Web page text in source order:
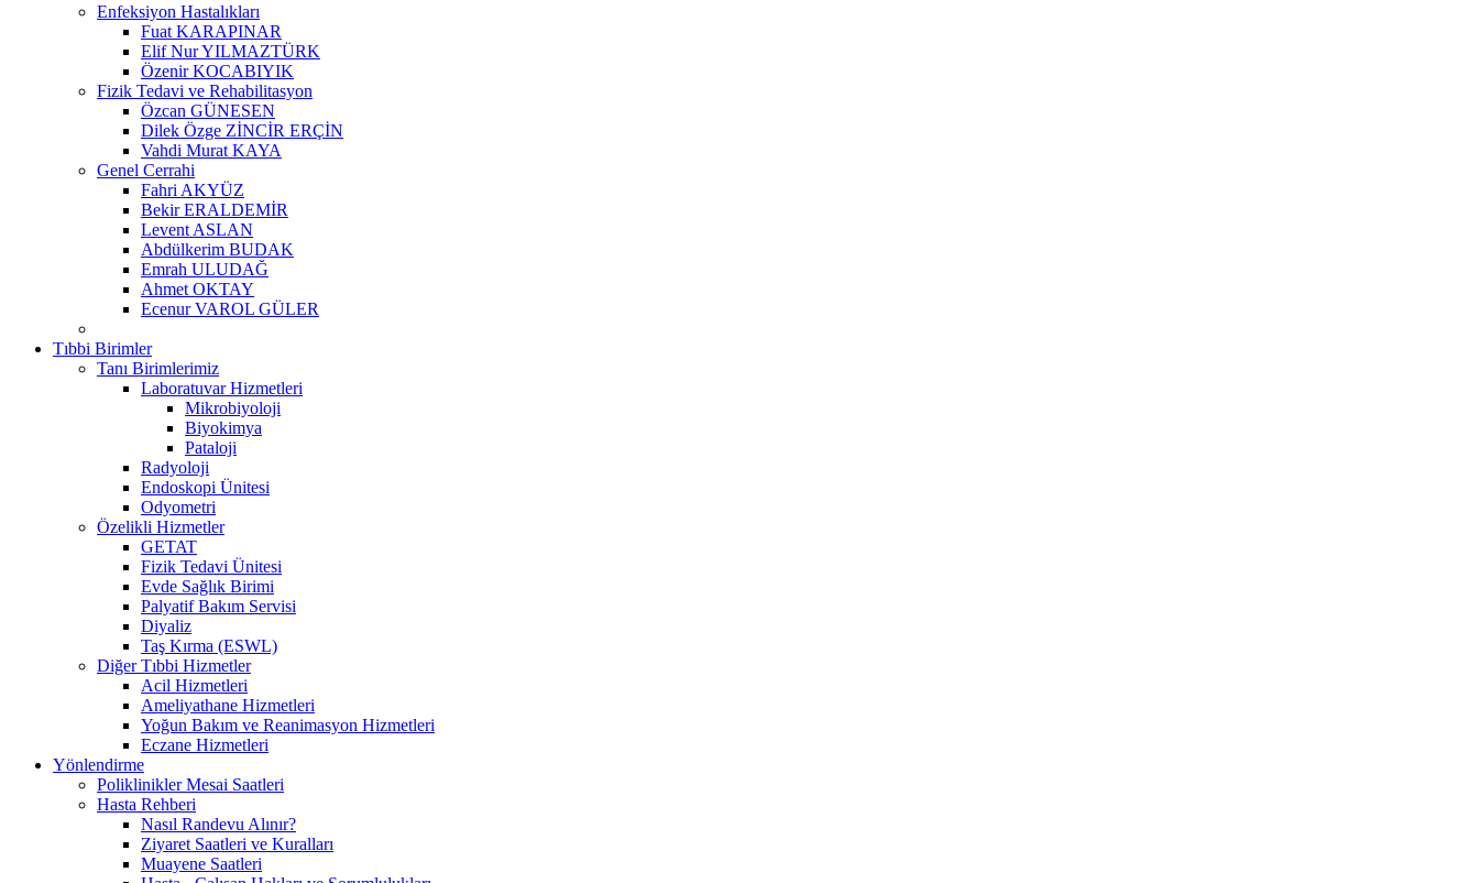
Enfeksiyon Hastalıkları
Fuat KARAPINAR
Elif Nur YILMAZTÜRK
Özenir KOCABIYIK
Fizik Tedavi ve Rehabilitasyon
Özcan GÜNESEN
Dilek Özge ZİNCİR ERÇİN
Vahdi Murat KAYA
Genel Cerrahi
Fahri AKYÜZ
Bekir ERALDEMİR
Levent ASLAN
Abdülkerim BUDAK
Emrah ULUDAĞ
Ahmet OKTAY
Ecenur VAROL GÜLER
Tıbbi Birimler
Tanı Birimlerimiz
Laboratuvar Hizmetleri
Mikrobiyoloji
Biyokimya
Pataloji
Radyoloji
Endoskopi Ünitesi
Odyometri
Özelikli Hizmetler
GETAT
Fizik Tedavi Ünitesi
Evde Sağlık Birimi
Palyatif Bakım Servisi
Diyaliz
Taş Kırma (ESWL)
Diğer Tıbbi Hizmetler
Acil Hizmetleri
Ameliyathane Hizmetleri
Yoğun Bakım ve Reanimasyon Hizmetleri
Eczane Hizmetleri
Yönlendirme
Poliklinikler Mesai Saatleri
Hasta Rehberi
Nasıl Randevu Alınır?
Ziyaret Saatleri ve Kuralları
Muayene Saatleri